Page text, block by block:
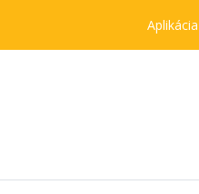
Aplikácia